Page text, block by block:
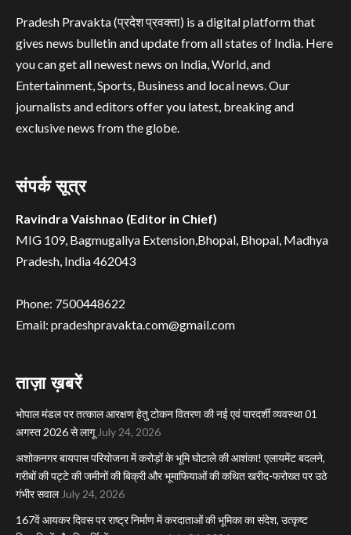
Pradesh Pravakta (प्रदेश प्रवक्ता) is a digital platform that
gives news bulletin and update from all states of India. Here
you can get all newest news on India, World, and
Entertainment, Sports, Business and local news. Our
journalists and editors offer you latest, breaking and
exclusive news from the globe.
संपर्क सूत्र
Ravindra Vaishnao (Editor in Chief)
MIG 109, Bagmugaliya Extension,Bhopal, Bhopal, Madhya
Pradesh, India 462043
Phone: 7500448622
Email: pradeshpravakta.com@gmail.com
ताज़ा ख़बरें
भोपाल मंडल पर तत्काल आरक्षण हेतु टोकन वितरण की नई एवं पारदर्शी व्यवस्था 01
अगस्त 2026 से लागू July 24, 2026
अशोकनगर बायपास परियोजना में करोड़ों के भूमि घोटाले की आशंका! एलायमेंट बदलने,
गरीबों की पट्टे की जमीनों की बिक्री और भूमाफियाओं की कथित खरीद-फरोख्त पर उठे
गंभीर सवाल July 24, 2026
167वें आयकर दिवस पर राष्ट्र निर्माण में करदाताओं की भूमिका का संदेश, उत्कृष्ट